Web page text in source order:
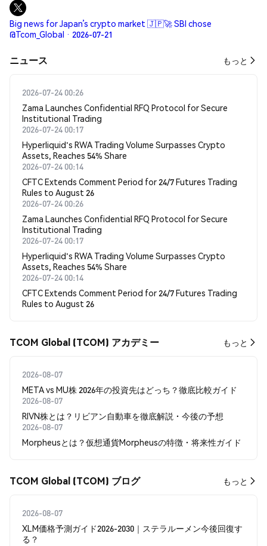
Big news for Japan’s crypto market 🇯🇵🚀 SBI chose
@Tcom_Global · 2026-07-21
​​ニュース​​ もっと
2026-07-24 00:26
Zama Launches Confidential RFQ Protocol for Secure
Institutional Trading
2026-07-24 00:17
Hyperliquid's RWA Trading Volume Surpasses Crypto
Assets, Reaches 54% Share
2026-07-24 00:14
CFTC Extends Comment Period for 24/7 Futures Trading
Rules to August 26
2026-07-24 00:26
Zama Launches Confidential RFQ Protocol for Secure
Institutional Trading
2026-07-24 00:17
Hyperliquid's RWA Trading Volume Surpasses Crypto
Assets, Reaches 54% Share
2026-07-24 00:14
CFTC Extends Comment Period for 24/7 Futures Trading
Rules to August 26
TCOM Global (TCOM) アカデミー もっと
2026-08-07
META vs MU株 2026年の投資先はどっち？徹底比較ガイド
2026-08-07
RIVN株とは？リビアン自動車を徹底解説・今後の予想
2026-08-07
Morpheusとは？仮想通貨Morpheusの特徴・将来性ガイド
TCOM Global (TCOM) ブログ もっと
2026-08-07
XLM価格予測ガイド2026-2030｜ステラルーメン今後回復す
る？